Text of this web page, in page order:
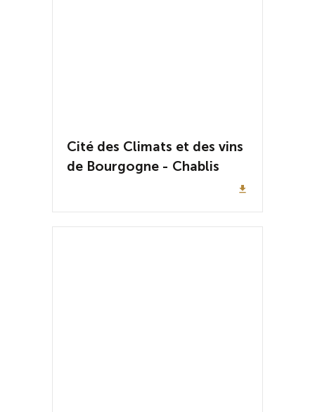
Cité des Climats et des vins
de Bourgogne - Chablis
file_download